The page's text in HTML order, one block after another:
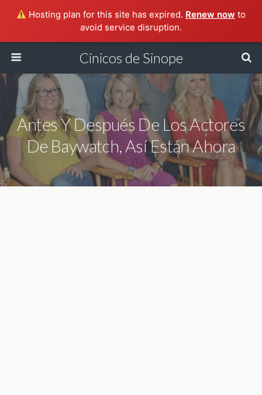
Hosting plan for this site has expired. Renew now to
avoid service disruption.
Cínicos de Sinope
Antes Y Después De Los Actores
De Baywatch, Así Están Ahora